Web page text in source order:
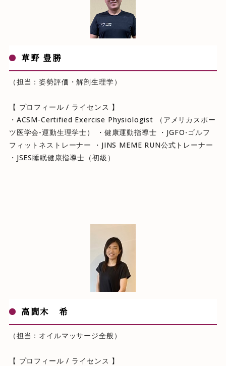
草野 豊勝
（担当：姿勢評価・解剖生理学）
【 プロフィール / ライセンス 】
・ACSM-Certified Exercise Physiologist （アメリカスポー
ツ医学会-運動生理学士） ・健康運動指導士 ・JGFO-ゴルフ
フィットネストレーナー ・JINS MEME RUN公式トレーナー
・JSES睡眠健康指導士（初級）
高間木 希
（担当：オイルマッサージ全般）
【 プロフィール / ライセンス 】